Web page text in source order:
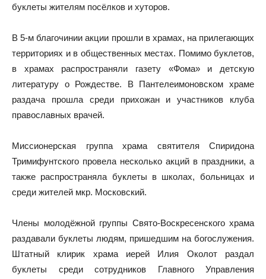
буклеты жителям посёлков и хуторов.
В 5-м благочинии акции прошли в храмах, на прилегающих
территориях и в общественных местах. Помимо буклетов,
в храмах распространяли газету «Фома» и детскую
литературу о Рождестве. В Пантелеимоновском храме
раздача прошла среди прихожан и участников клуба
православных врачей.
Миссионерская группа храма святителя Спиридона
Тримифунтского провела несколько акций в праздники, а
также распространяла буклеты в школах, больницах и
среди жителей мкр. Московский.
Члены молодёжной группы Свято-Воскресенского храма
раздавали буклеты людям, пришедшим на богослужения.
Штатный клирик храма иерей Илия Околот раздал
буклеты среди сотрудников Главного Управления